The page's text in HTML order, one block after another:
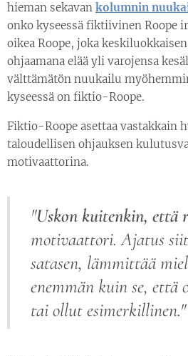
hieman sekavan kolumnin
onko kyseessä fiktiivinen Roope
oikea Roope, joka
ohjaamana elää yli varojensa
välttämätön nuukailu
kyseessä on fiktio-Roope.
Fiktio-Roope asettaa vastakkain
taloudellisen ohjauksen
motivaattorina.
"Uskon kuitenkin, että
motivaattori.Ajatus
satasen, lämmittää
enemmän kuin se, että
tai ollut esimerkillinen."